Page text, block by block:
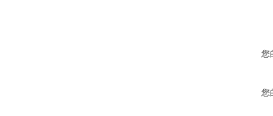
您
您